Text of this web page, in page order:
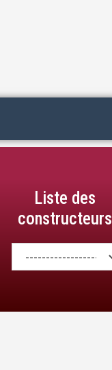
Liste des
constructeurs